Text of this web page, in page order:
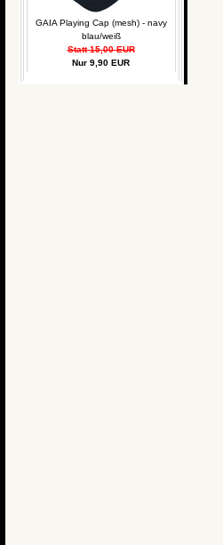
GAIA Playing Cap (mesh) - navy
blau/weiß
Statt 15,00 EUR
Nur 9,90 EUR